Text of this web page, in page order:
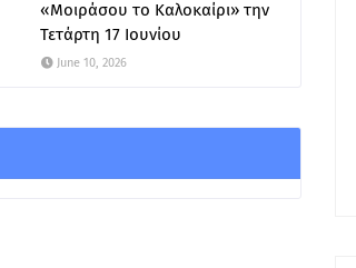
«Μοιράσου το Καλοκαίρι» την
Τετάρτη 17 Ιουνίου
June 10, 2026